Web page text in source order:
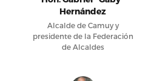
Hernández
Alcalde de Camuy y
presidente de la Federación
de Alcaldes